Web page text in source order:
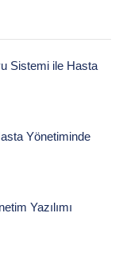
Sistemi ile Hasta
Yönetiminde
Yazılımı